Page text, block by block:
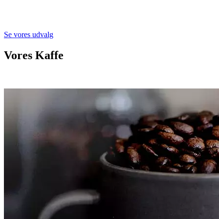
Se vores udvalg
Vores Kaffe